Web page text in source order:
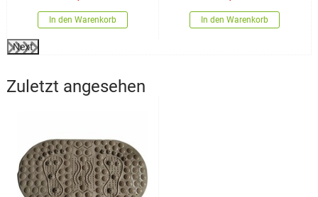
In den Warenkorb In den Warenkorb
Next
Zuletzt angesehen